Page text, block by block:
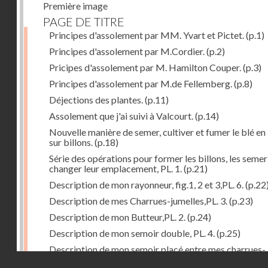
Première image
PAGE DE TITRE
Principes d'assolement par MM. Yvart et Pictet. (p.1)
Principes d'assolement par M.Cordier. (p.2)
Pricipes d'assolement par M. Hamilton Couper. (p.3)
Principes d'assolement par M.de Fellemberg. (p.8)
Déjections des plantes. (p.11)
Assolement que j'ai suivi à Valcourt. (p.14)
Nouvelle manière de semer, cultiver et fumer le blé en
sur billons. (p.18)
Série des opérations pour former les billons, les
changer leur emplacement, PL. 1. (p.21)
Description de mon rayonneur, fig.1, 2 et 3,PL. 6.
Description de mes Charrues-jumelles,PL. 3. (p.23)
Description de mon Butteur,PL. 2. (p.24)
Description de mon semoir double, PL. 4. (p.25)
Description de mon semoir placé entre mes charrues-